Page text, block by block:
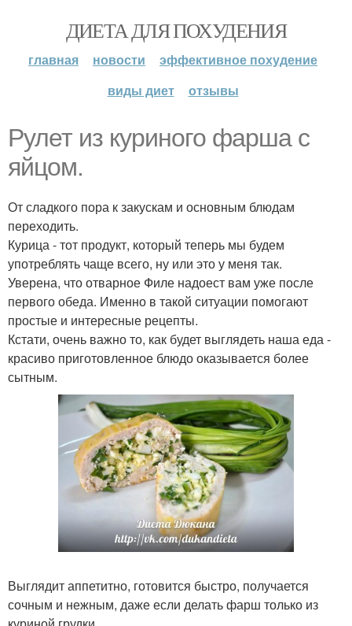
ДИЕТА ДЛЯ ПОХУДЕНИЯ
главная новости
эффективное похудение
виды диет
отзывы
Рулет из куриного фарша с
яйцом.
От сладкого пора к закускам и основным блюдам
переходить.
Курица - тот продукт, который теперь мы будем
употреблять чаще всего, ну или это у меня так.
Уверена, что отварное Филе надоест вам уже после
первого обеда. Именно в такой ситуации помогают
простые и интересные рецепты.
Кстати, очень важно то, как будет выглядеть наша еда -
красиво приготовленное блюдо оказывается более
сытным.
Выглядит аппетитно, готовится быстро, получается
сочным и нежным, даже если делать фарш только из